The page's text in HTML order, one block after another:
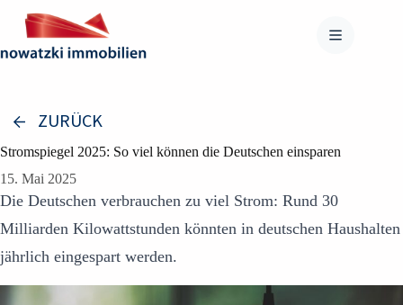
Inhalt
springen
ZURÜCK
Stromspiegel 2025: So viel können die Deutschen einsparen
15. Mai 2025
Die Deutschen verbrauchen zu viel Strom: Rund 30
Milliarden Kilowattstunden könnten in deutschen Haushalten
jährlich eingespart werden.